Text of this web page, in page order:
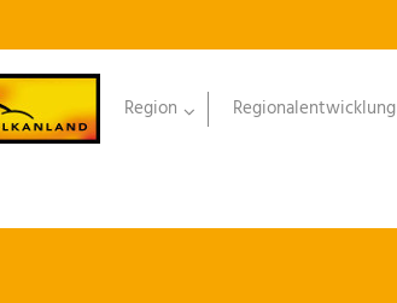
Region Regionalentwicklung